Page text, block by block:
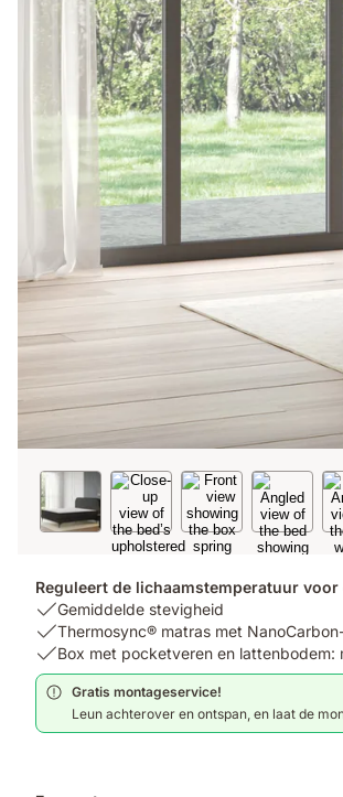
Reguleert de lichaamstemperatuur
USP
1:
Gemiddelde
stevigheid
Gemiddelde stevigheid
USP
2:
Thermosync®
matras
Thermosync® matras met
USP
3:
Box
Box met pocketveren en lattenbodem:
Gratis montageservice!
Leun achterover en ontspan, en laat de